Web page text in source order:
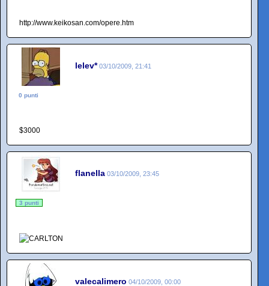
http://www.keikosan.com/opere.htm
lelev* 03/10/2009, 21:41
0 punti
$3000
flanella 03/10/2009, 23:45
3 punti
valecalimero 04/10/2009, 00:00